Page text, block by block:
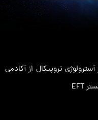
تروپیکال از آکادمی